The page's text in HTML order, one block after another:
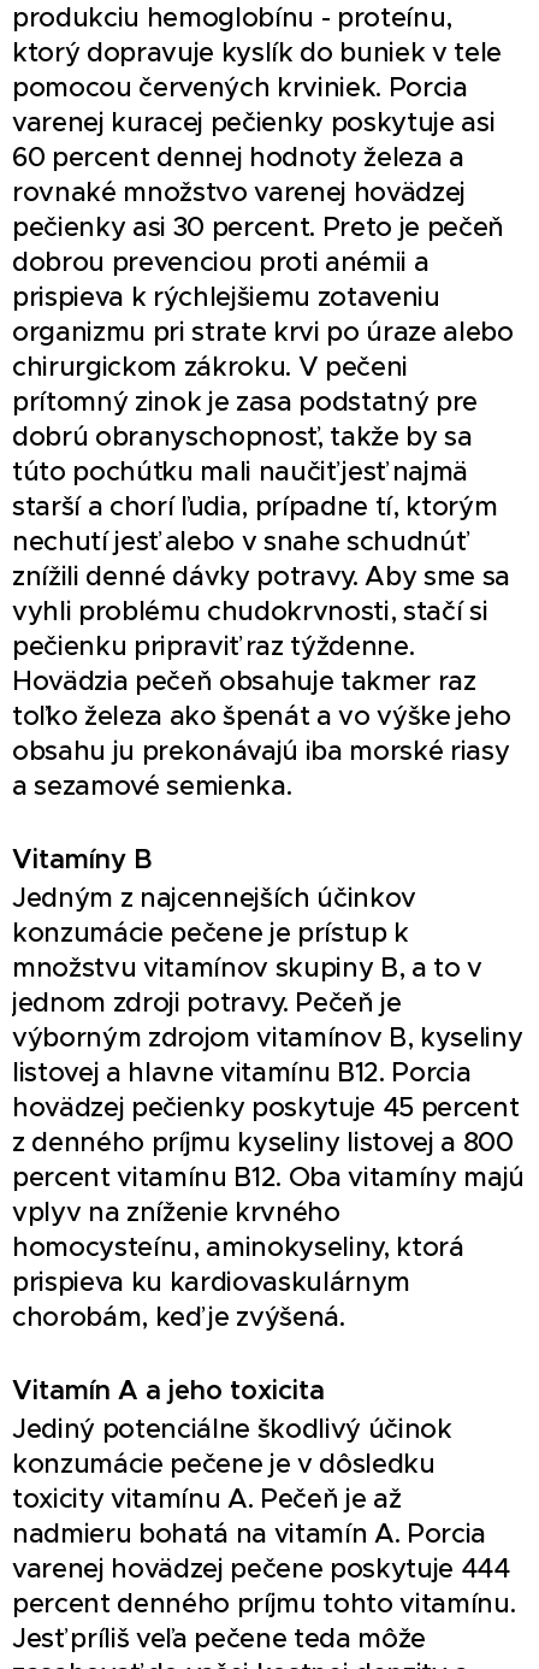
produkciu hemoglobínu - proteínu,
ktorý dopravuje kyslík do buniek v tele
pomocou červených krviniek. Porcia
varenej kuracej pečienky poskytuje asi
60 percent dennej hodnoty železa a
rovnaké množstvo varenej hovädzej
pečienky asi 30 percent. Preto je pečeň
dobrou prevenciou proti anémii a
prispieva k rýchlejšiemu zotaveniu
organizmu pri strate krvi po úraze alebo
chirurgickom zákroku. V pečeni
prítomný zinok je zasa podstatný pre
dobrú obranyschopnosť, takže by sa
túto pochúťku mali naučiť jesť najmä
starší a chorí ľudia, prípadne tí, ktorým
nechutí jesť alebo v snahe schudnúť
znížili denné dávky potravy. Aby sme sa
vyhli problému chudokrvnosti, stačí si
pečienku pripraviť raz týždenne.
Hovädzia pečeň obsahuje takmer raz
toľko železa ako špenát a vo výške jeho
obsahu ju prekonávajú iba morské riasy
a sezamové semienka.
Vitamíny B
Jedným z najcennejších účinkov
konzumácie pečene je prístup k
množstvu vitamínov skupiny B, a to v
jednom zdroji potravy. Pečeň je
výborným zdrojom vitamínov B, kyseliny
listovej a hlavne vitamínu B12. Porcia
hovädzej pečienky poskytuje 45 percent
z denného príjmu kyseliny listovej a 800
percent vitamínu B12. Oba vitamíny majú
vplyv na zníženie krvného
homocysteínu, aminokyseliny, ktorá
prispieva ku kardiovaskulárnym
chorobám, keď je zvýšená.
Vitamín A a jeho toxicita
Jediný potenciálne škodlivý účinok
konzumácie pečene je v dôsledku
toxicity vitamínu A. Pečeň je až
nadmieru bohatá na vitamín A. Porcia
varenej hovädzej pečene poskytuje 444
percent denného príjmu tohto vitamínu.
Jesť príliš veľa pečene teda môže